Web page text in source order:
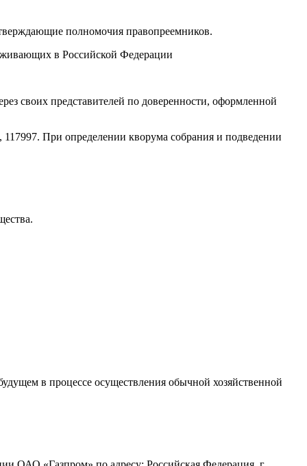
полномочия правопреемников.
в Российской Федерации
своих представителей по доверенности, оформленной
При определении кворума собрания и подведении
в процессе осуществления обычной хозяйственной